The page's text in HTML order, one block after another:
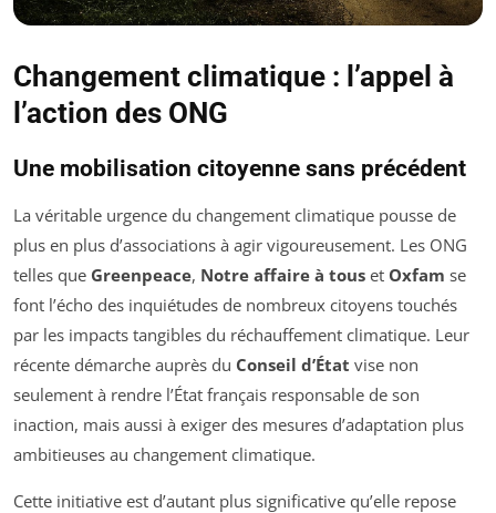
Changement climatique : l’appel à
l’action des ONG
Une mobilisation citoyenne sans précédent
La véritable urgence du changement climatique pousse de
plus en plus d’associations à agir vigoureusement. Les ONG
telles que Greenpeace, Notre affaire à tous et Oxfam se
font l’écho des inquiétudes de nombreux citoyens touchés
par les impacts tangibles du réchauffement climatique. Leur
récente démarche auprès du Conseil d’État vise non
seulement à rendre l’État français responsable de son
inaction, mais aussi à exiger des mesures d’adaptation plus
ambitieuses au changement climatique.
Cette initiative est d’autant plus significative qu’elle repose